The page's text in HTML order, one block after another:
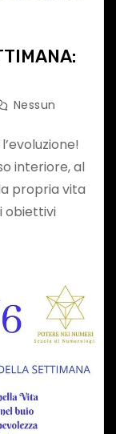
Nessun
interiore, al
propria vita
obiettivi